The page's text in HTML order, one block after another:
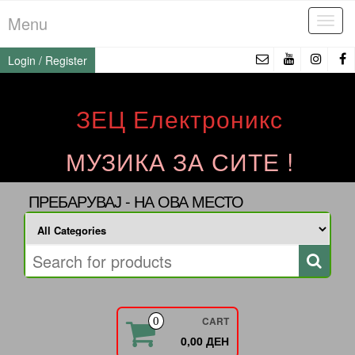
to
the
content
Menu
Login / Register
ЗЕЦ Електроникс
МУЗИКА ЗА СИТЕ !
ПРЕБАРУВАЈ - НА ОВА МЕСТО
0 CART
0,00 ДЕН